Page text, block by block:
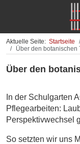
Aktuelle Seite: Startseite
Über den botanischen
Über den
In der Schulgarten
Pflegearbeiten:
Perspektivwechsel
So setzten wir uns